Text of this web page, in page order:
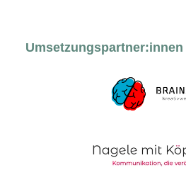
Umsetzungspartner:innen